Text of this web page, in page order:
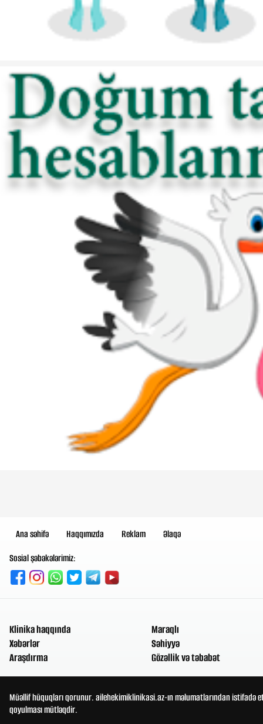
Ana səhifə Haqqımızda Reklam
Əlaqə
Sosial şəbəkələrimiz:
Klinika haqqında
Xəbərlər
Araşdırma
Maraqlı
Səhiyyə
Gözəllik və təbabət
Müəllif hüquqları qorunur. ailehekimiklinikasi.az-ın məlumatlarından
qoyulması mütləqdir.